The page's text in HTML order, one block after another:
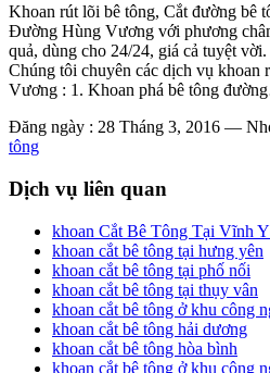
Khoan rút lõi bê tông, Cắt đường bê
Đường Hùng Vương với phương
quả, dùng cho 24/24, giá cả tuyệt
Chúng tôi chuyên các dịch vụ
Vương : 1. Khoan phá bê tông
Đăng ngày : 28 Tháng 3, 2016 —
tông
Dịch vụ liên quan
khoan Cắt Bê Tông Tại Vĩnh
khoan cắt bê tông tại hưng yên
khoan cắt bê tông tại phố nối
khoan cắt bê tông tại thụy vân
khoan cắt bê tông ở khu công
khoan cắt bê tông hải dương
khoan cắt bê tông hòa bình
khoan cắt bê tông ở khu công